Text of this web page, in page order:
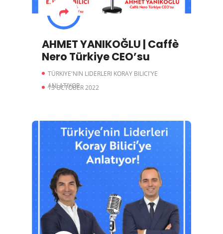
AHMET YANIKOĞLU | Caffè
Nero Türkiye CEO’su
TÜRKIYE'NIN LIDERLERI KORAY BILICI'YE
ANLATIYOR
13 OCTOBER 2022